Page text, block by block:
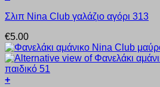
το
έχει
πολλαπλές
παραλλαγές.
Οι
επιλογές
Σλιπ Nina Club γαλάζιο αγόρι 313
€5.00
+